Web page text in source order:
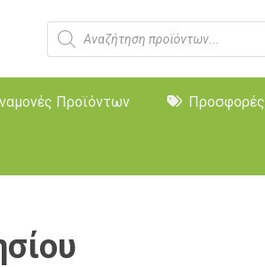
Προϊόντων Προσφορές